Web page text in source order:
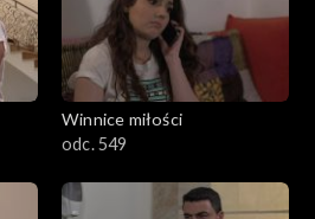
Winnice miłości
odc. 549